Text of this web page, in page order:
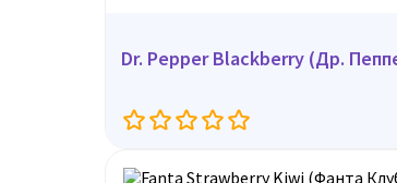
Dr. Pepper Blackberry (Др.